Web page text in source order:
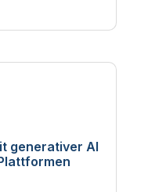
generativer AI